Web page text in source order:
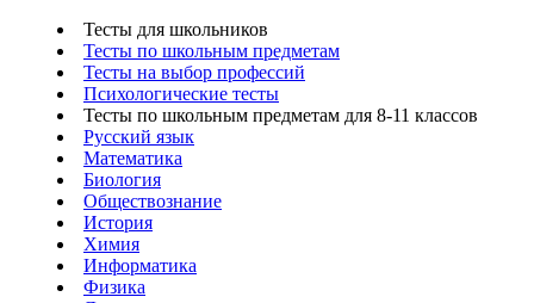
Тесты для школьников
Тесты по школьным предметам
Тесты на выбор профессий
Психологические тесты
Тесты по школьным предметам для 8-11 классов
Русский язык
Математика
Биология
Обществознание
История
Химия
Информатика
Физика